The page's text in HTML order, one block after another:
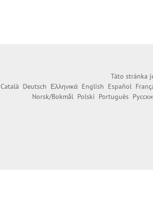
Táto stránka
Català Deutsch Ελληνικά English Español
Norsk/Bokmål Polski Português